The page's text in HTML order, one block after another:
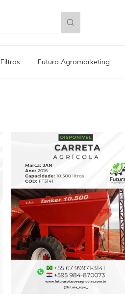
Filtros Futura Agromarketing